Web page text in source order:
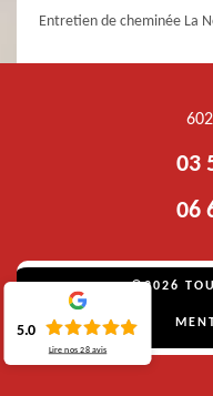
Entretien de cheminée La
03
06
©2026
5.0
Lire nos28 avis